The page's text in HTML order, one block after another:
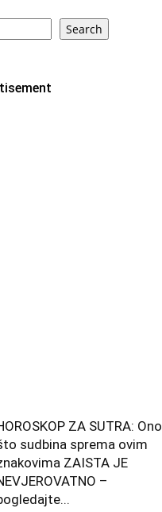
Search
ZA SUTRA: Ono
sudbina sprema ovim
ZAISTA JE
–